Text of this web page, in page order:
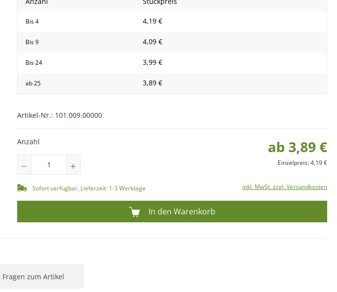
Bis4 4,19 €
Bis9 4,09 €
Bis24 3,99 €
ab25 3,89 €
Artikel-Nr.: 101.009.00000
Anzahl ab 3,89 €
Einzelpreis: 4,19 €
Sofort verfügbar, Lieferzeit: 1-3 Werktage inkl. MwSt. zzgl. Versandkosten
In den Warenkorb
Fragen zum Artikel